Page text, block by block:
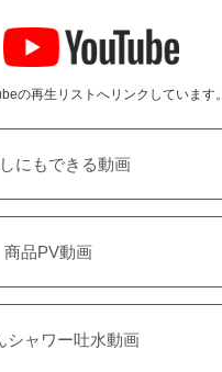
の再生リストへリンクしています。
にもできる動画
商品PV動画
シャワー吐水動画